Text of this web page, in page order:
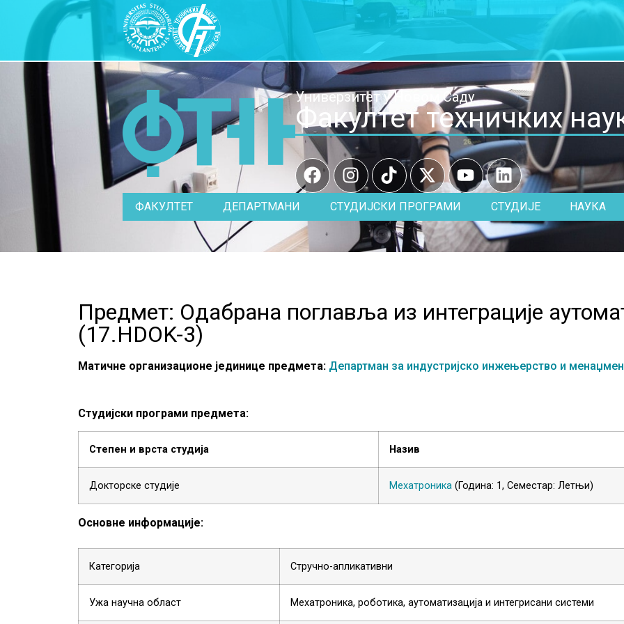
Универзитет у Новом Саду
Факултет техничких
ФАКУЛТЕТ ДЕПАРТМАНИ СТУДИЈСКИ ПРОГРАМИ СТУДИЈЕ НАУКА
Предмет: Одабрана поглавља из интеграције
(17.HDOK-3)
Матичне организационе јединице предмета: Департман за индустријско инжењерство и
Студијски програми предмета:
Степен и врста студија Назив
Докторске студије Мехатроника (Година: 1, Семестар: Летњи)
Основне информације:
Категорија Стручно-апликативни
Ужа научна област Мехатроника, роботика, аутоматизација и интегрисани системи